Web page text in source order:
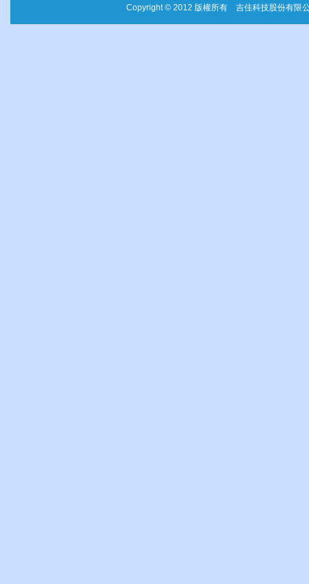
Copyright © 2012 版權所有 吉佳科技股份有限